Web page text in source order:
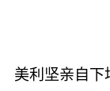
美利坚亲自下